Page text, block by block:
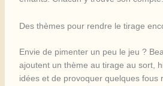
Des thèmes pour rendre le tirage
Envie de pimenter un peu le jeu ?
ajoutent un thème au tirage au sort,
idées et de provoquer quelques fous